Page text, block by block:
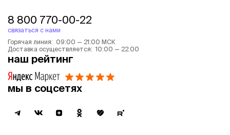
8 800 770-00-22
связаться с нами
Горячая линия: 09:00 — 21:00 МСК
Доставка осуществляется: 10:00 — 22:00
наш рейтинг
мы в соцсетях